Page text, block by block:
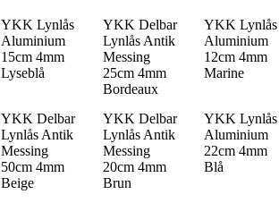
YKK Lynlås
Aluminium
15cm 4mm
Lyseblå
YKK Delbar
Lynlås Antik
Messing
25cm 4mm
Bordeaux
YKK Lynlås
Aluminium
12cm 4mm
Marine
YKK Delbar
Lynlås Antik
Messing
50cm 4mm
Beige
YKK Delbar
Lynlås Antik
Messing
20cm 4mm
Brun
YKK Lynlås
Aluminium
22cm 4mm
Blå